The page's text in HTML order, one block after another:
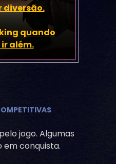
diversão.
quando
além.
jogo. Algumas
conquista.